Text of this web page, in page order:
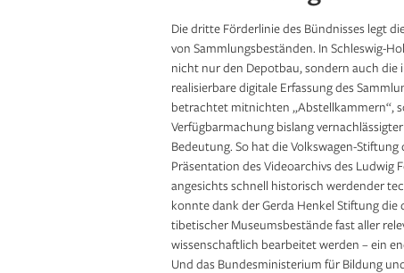
Die dritte Förderlinie des Bündnisses legt
von Sammlungsbeständen. In Schleswig-
nicht nur den Depotbau, sondern auch die
realisierbare digitale Erfassung des
betrachtet mitnichten „Abstellkammern“,
Verfügbarmachung bislang
Bedeutung. So hat die Volkswagen-
Präsentation des Videoarchivs des
angesichts schnell historisch werdender
konnte dank der Gerda Henkel Stiftung
tibetischer Museumsbestände fast aller
wissenschaftlich bearbeitet werden – ein
Und das Bundesministerium für Bildung